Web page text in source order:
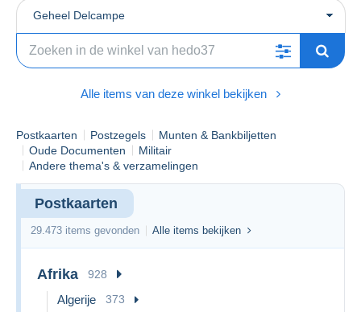
Geheel Delcampe
Alle items van deze winkel bekijken
Postkaarten Postzegels
Munten & Bankbiljetten
Oude Documenten
Militair
Andere thema's & verzamelingen
Postkaarten
29.473 items gevonden Alle items bekijken
Afrika 928
Algerije 373